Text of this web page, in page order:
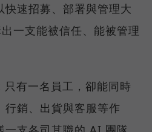
快速招募、部署與管理大
一支能被信任、能被管理
有一名員工，卻能同時
行銷、出貨與客服等作